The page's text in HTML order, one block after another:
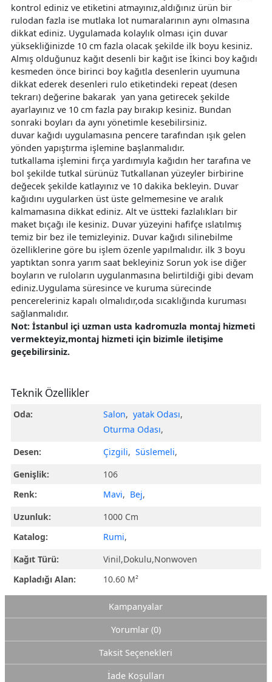
kontrol ediniz ve etiketini atmayınız,aldığınız ürün bir
rulodan fazla ise mutlaka lot numaralarının aynı olmasına
dikkat ediniz. Uygulamada kolaylık olması için duvar
yüksekliğinizde 10 cm fazla olacak şekilde ilk boyu kesiniz.
Almış olduğunuz kağıt desenli bir kağıt ise İkinci boy kağıdı
kesmeden önce birinci boy kağıtla desenlerin uyumuna
dikkat ederek desenleri rulo etiketindeki repeat (desen
tekrarı) değerine bakarak yan yana getirecek şekilde
ayarlayınız ve 10 cm fazla pay bırakıp kesiniz. Bundan
sonraki boyları da aynı yönetimle kesebilirsiniz.
duvar kağıdı uygulamasına pencere tarafından ışık gelen
yönden yapıştırma işlemine başlanmalıdır.
tutkallama işlemini fırça yardımıyla kağıdın her tarafına ve
bol şekilde tutkal sürünüz Tutkallanan yüzeyler birbirine
değecek şekilde katlayınız ve 10 dakika bekleyin. Duvar
kağıdını uygularken üst üste gelmemesine ve aralık
kalmamasına dikkat ediniz. Alt ve üstteki fazlalıkları bir
maket bıçağı ile kesiniz. Duvar yüzeyini hafifçe ıslatılmış
temiz bir bez ile temizleyiniz. Duvar kağıdı silinebilme
özelliklerine göre bu işlem özenle yapılmalıdır. ilk 3 boyu
yaptıktan sonra yarım saat bekleyiniz Sorun yok ise diğer
boyların ve ruloların uygulanmasına belirtildiği gibi devam
ediniz.Uygulama süresince ve kuruma sürecinde
pencereleriniz kapalı olmalıdır,oda sıcaklığında kuruması
sağlanmalıdır.
Not: İstanbul içi uzman usta kadromuzla montaj hizmeti
vermekteyiz,montaj hizmeti için bizimle iletişime
geçebilirsiniz.
Teknik Özellikler
Oda: Salon, yatak Odası,
Oturma Odası,
Desen:
Çizgili, Süslemeli,
Genişlik:
106
Renk:
Mavi, Bej,
Uzunluk:
1000 Cm
Katalog:
Rumi,
Kağıt Türü:
Vinil,Dokulu,Nonwoven
Kapladığı Alan:
10.60 M²
Kampanyalar
Yorumlar (0)
Taksit Seçenekleri
İade Koşulları